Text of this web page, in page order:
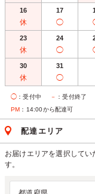
16
休
17
◯
23
休
24
◯
30
休
31
◯
◯ ：受付中 － ：受付終了
PM ：14:00から配達可
配達エリア
お届けエリアを選択して
す。